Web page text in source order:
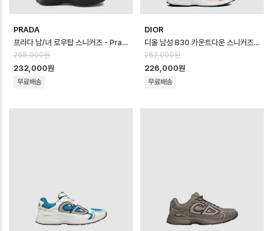
PRADA
프라다 남/녀 로우탑 스니커즈 - Prada Unisex Low Top Sneaker - …
268,000원
232,000원
무료배송
DIOR
디올 남성 B30 카운트다운 스니커즈 - Dior Mens B30 Countdown Sho…
262,000원
226,000원
무료배송